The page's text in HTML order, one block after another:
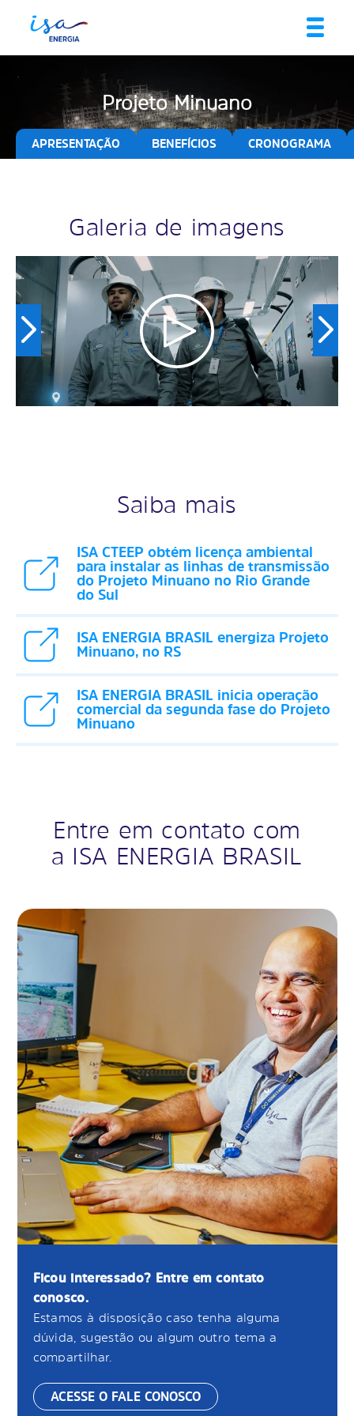
Projeto Minuano
APRESENTAÇÃO BENEFÍCIOS CRONOGRAMA
Galeria de imagens
Saiba mais
ISA CTEEP obtém licença ambiental
para instalar as linhas de transmissão
do Projeto Minuano no Rio Grande
do Sul
ISA ENERGIA BRASIL energiza Projeto
Minuano, no RS
ISA ENERGIA BRASIL inicia operação
comercial da segunda fase do Projeto
Minuano
Entre em contato com
a ISA ENERGIA BRASIL
Ficou interessado? Entre em contato
conosco.
Estamos à disposição caso tenha alguma
dúvida, sugestão ou algum outro tema a
compartilhar.
ACESSE O FALE CONOSCO